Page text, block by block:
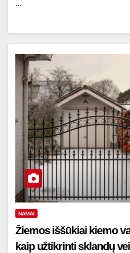
…
NAMAI
Žiemos iššūkiai kiemo
kaip užtikrinti sklandų